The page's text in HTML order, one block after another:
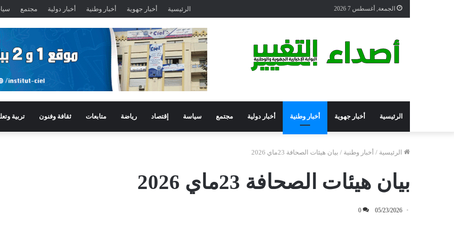
الجمعة, أغسطس 7 2026 الرئيسية أخبار جهوية أخبار وطنية أخبار دولية مجتمع
الرئيسية أخبار جهوية أخبار وطنية أخبار دولية مجتمع سياسة إقتصاد رياضة متابعات ثقافة وفنون تربية
الرئيسية / أخبار وطنية / بيان هيئات الصحافة 23ماي 2026
بيان هيئات الصحافة 23ماي 2026
05/23/2026
0